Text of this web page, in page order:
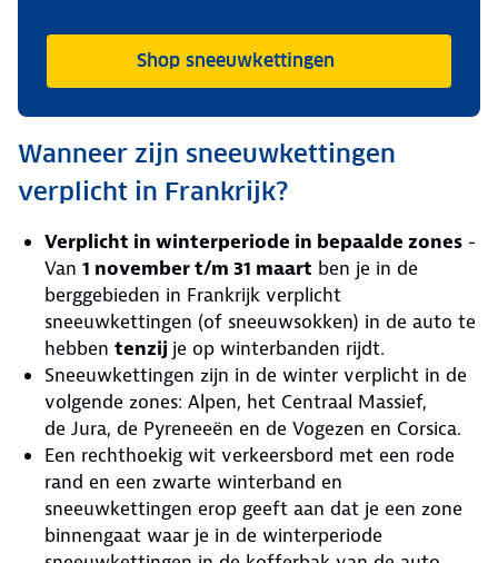
Shop sneeuwkettingen
Wanneer zijn sneeuwkettingen
verplicht in Frankrijk?
Verplicht in winterperiode in bepaalde zones -
Van 1 november t/m 31 maart ben je in de
berggebieden in Frankrijk verplicht
sneeuwkettingen (of sneeuwsokken) in de auto te
hebben tenzij je op winterbanden rijdt.
Sneeuwkettingen zijn in de winter verplicht in de
volgende zones: Alpen, het Centraal Massief,
de Jura, de Pyreneeën en de Vogezen en Corsica.
Een rechthoekig wit verkeersbord met een rode
rand en een zwarte winterband en
sneeuwkettingen erop geeft aan dat je een zone
binnengaat waar je in de winterperiode